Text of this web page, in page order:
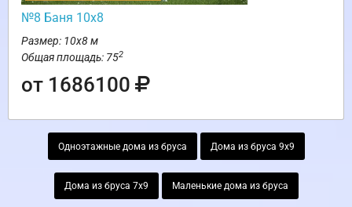
№8 Баня 10х8
Размер: 10х8 м
Общая площадь: 752
от 1686100
Одноэтажные дома из бруса Дома из бруса 9х9
Дома из бруса 7х9 Маленькие дома из бруса